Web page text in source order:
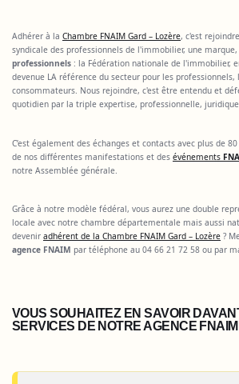
Adhérer à la Chambre FNAIM Gard – Lozère, c'est
syndicale des professionnels de l'immobilier, une marque,
professionnels : la Fédération nationale de l'immobilier,
devenue LA référence du secteur pour les
consommateurs. Nous rejoindre, c'est être entendu et
quotidien par la triple expertise, professionnelle,
C’est également des échanges et contacts avec plus de
de nos différentes manifestations et des événements
notre Assemblée générale.
Grâce à notre modèle fédéral, vous aurez une double
locale avec notre chambre départementale mais aussi
devenir adhérent de la Chambre FNAIM Gard – Lozère ?
agence FNAIM par téléphone au 04 66 21 72 58 ou par
VOUS SOUHAITEZ EN SAVOIR
SERVICES DE NOTRE AGENCE